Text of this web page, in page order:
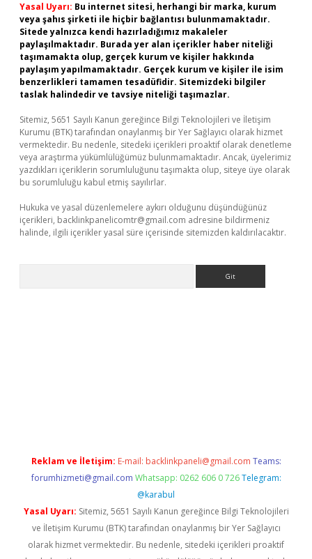
Yasal Uyarı: Bu internet sitesi, herhangi bir marka, kurum
veya şahıs şirketi ile hiçbir bağlantısı bulunmamaktadır.
Sitede yalnızca kendi hazırladığımız makaleler
paylaşılmaktadır. Burada yer alan içerikler haber niteliği
taşımamakta olup, gerçek kurum ve kişiler hakkında
paylaşım yapılmamaktadır. Gerçek kurum ve kişiler ile isim
benzerlikleri tamamen tesadüfidir. Sitemizdeki bilgiler
taslak halindedir ve tavsiye niteliği taşımazlar.
Sitemiz, 5651 Sayılı Kanun gereğince Bilgi Teknolojileri ve İletişim
Kurumu (BTK) tarafından onaylanmış bir Yer Sağlayıcı olarak hizmet
vermektedir. Bu nedenle, sitedeki içerikleri proaktif olarak denetleme
veya araştırma yükümlülüğümüz bulunmamaktadır. Ancak, üyelerimiz
yazdıkları içeriklerin sorumluluğunu taşımakta olup, siteye üye olarak
bu sorumluluğu kabul etmiş sayılırlar.
Hukuka ve yasal düzenlemelere aykırı olduğunu düşündüğünüz
içerikleri, backlinkpanelicomtr@gmail.com adresine bildirmeniz
halinde, ilgili içerikler yasal süre içerisinde sitemizden kaldırılacaktır.
Reklam ve İletişim: E-mail: backlinkpaneli@gmail.com Teams:
forumhizmeti@gmail.com Whatsapp: 0262 606 0 726 Telegram:
@karabul
Yasal Uyarı: Sitemiz, 5651 Sayılı Kanun gereğince Bilgi Teknolojileri
ve İletişim Kurumu (BTK) tarafından onaylanmış bir Yer Sağlayıcı
olarak hizmet vermektedir. Bu nedenle, sitedeki içerikleri proaktif